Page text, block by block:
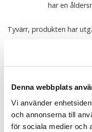
Denna webbplats
Vi använder
och annonserna till
för sociala medier och
har en
Tyvärr, produkten har
Alla mjukisdjur från Keycraft
Tipsa